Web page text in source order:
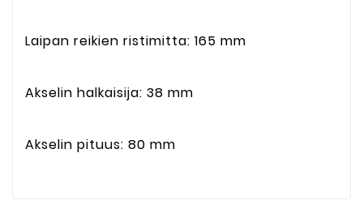
Laipan reikien ristimitta: 165 mm
Akselin halkaisija: 38 mm
Akselin pituus: 80 mm